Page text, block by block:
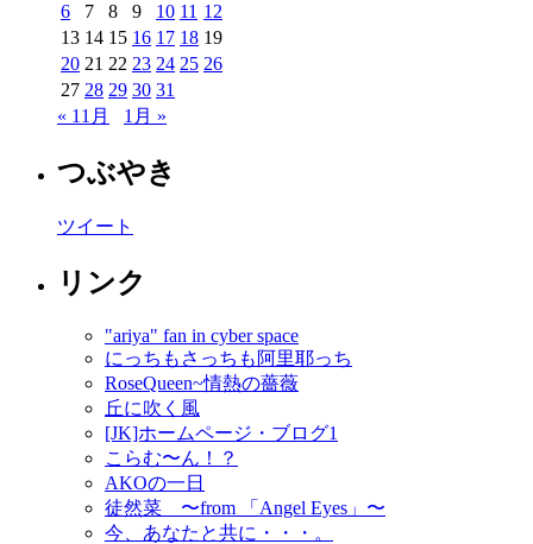
6
7 8 9 10 11 12
13 14 15 16 17 18 19
20 21 22 23 24 25 26
27 28 29 30 31
« 11月
1月 »
つぶやき
ツイート
リンク
"ariya" fan in cyber space
にっちもさっちも阿里耶っち
RoseQueen~情熱の薔薇
丘に吹く風
[JK]ホームページ・ブログ1
こらむ〜ん！？
AKOの一日
徒然菜 〜from 「Angel Eyes」〜
今、あなたと共に・・・。